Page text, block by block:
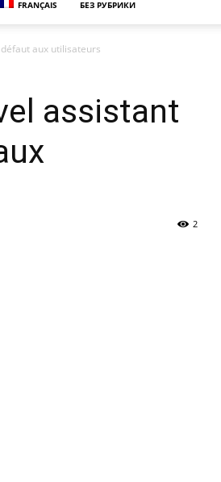
FRANÇAIS БЕЗ РУБРИКИ
aux utilisateurs
assistant
2